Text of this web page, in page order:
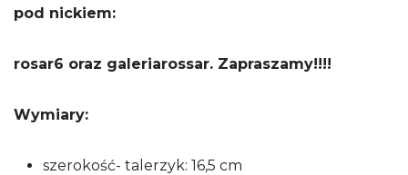
pod nickiem:
rosar6 oraz galeriarossar. Zapraszamy!!!!
Wymiary:
szerokość- talerzyk: 16,5 cm